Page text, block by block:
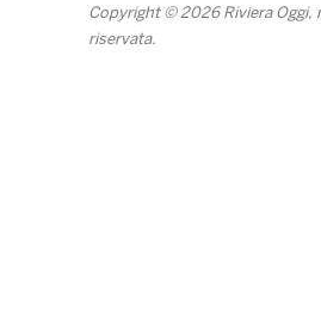
Copyright © 2026 Riviera Oggi,
riservata.